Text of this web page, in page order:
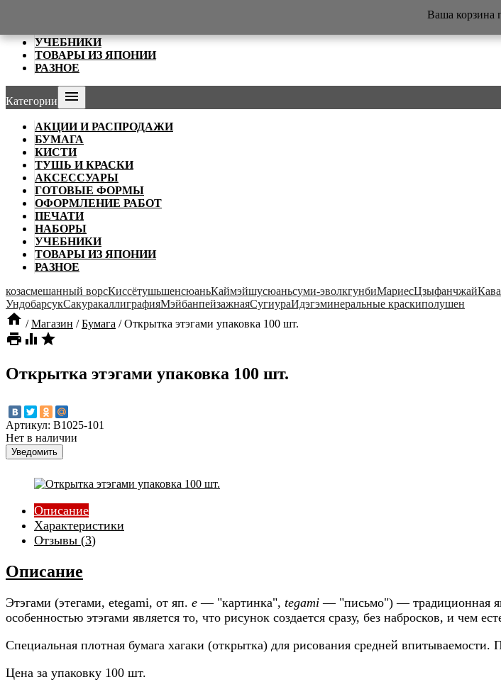
УЧЕБНИКИ
ТОВАРЫ ИЗ ЯПОНИИ
РАЗНОЕ
Категории 
АКЦИИ И РАСПРОДАЖИ
БУМАГА
КИСТИ
ТУШЬ И КРАСКИ
АКСЕССУАРЫ
ГОТОВЫЕ ФОРМЫ
ОФОРМЛЕНИЕ РАБОТ
ПЕЧАТИ
НАБОРЫ
УЧЕБНИКИ
ТОВАРЫ ИЗ ЯПОНИИ
РАЗНОЕ
козасмешанный ворсКиссётушьшенсюаньКаймэйшусюаньсуми-эволкгунбиМариесЦзыфанчжай
УндобарсукСакуракаллиграфияМэйбанпейзажнаяСугиураИдэгэминеральные краскиполушен
 / Магазин / Бумага /Открытка этэгами упаковка 100 шт.
  
Открытка этэгами упаковка 100 шт.
Артикул: B1025-101
Нет в наличии
Уведомить
Описание
Характеристики
Отзывы (3)
Описание
Этэгами (этегами, etegami, от яп. e — "картинка", tegami — "письмо") — традиционная
особенностью этэгами является то, что рисунок создается сразу, без набросков, и чем
Специальная плотная бумага хагаки (открытка) для рисования средней
Цена за упаковку 100 шт.
Ваша корзина